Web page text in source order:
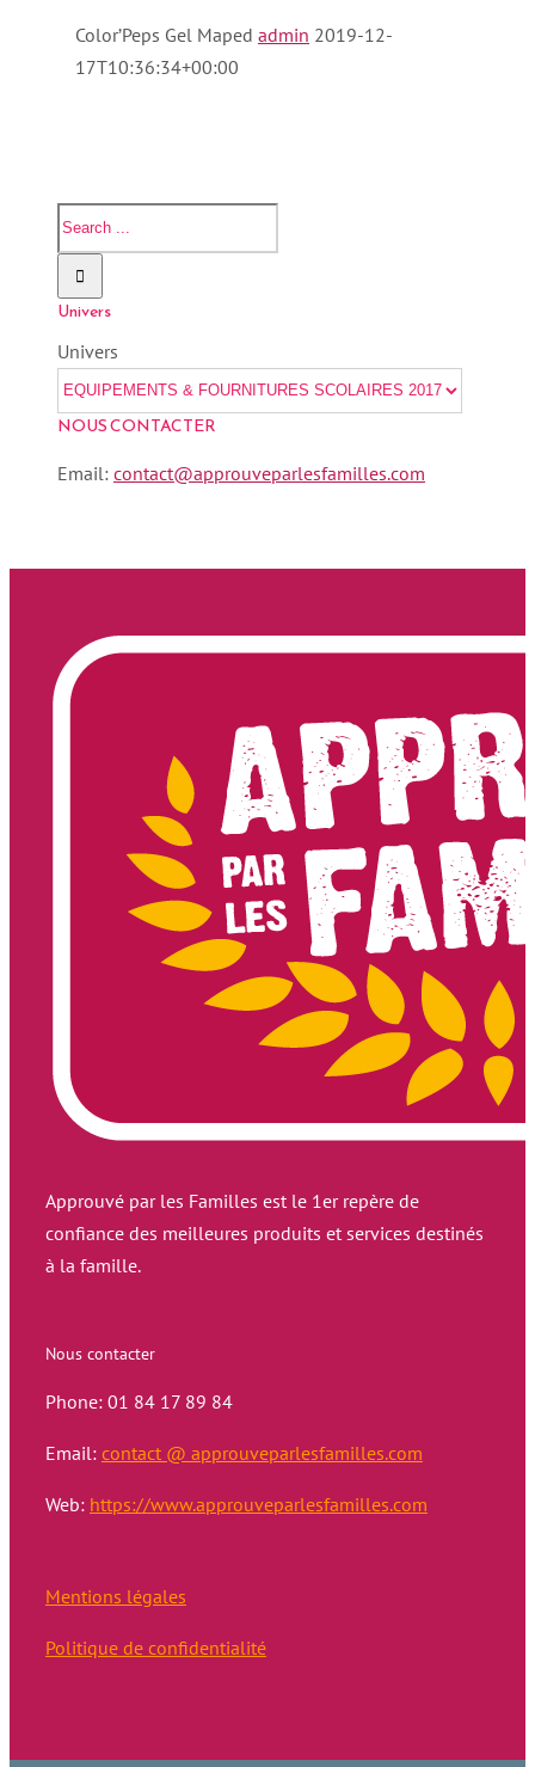
Color’Peps Gel Maped admin 2019-12-
17T10:36:34+00:00
Univers
Univers
NOUS CONTACTER
Email: contact@approuveparlesfamilles.com
Approuvé par les Familles est le 1er repère de
confiance des meilleures produits et services destinés
à la famille.
Nous contacter
Phone: 01 84 17 89 84
Email: contact @ approuveparlesfamilles.com
Web: https://www.approuveparlesfamilles.com
Mentions légales
Politique de confidentialité